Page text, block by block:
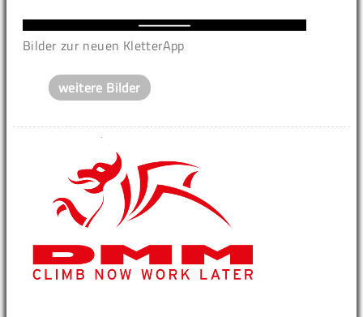
Bilder zur neuen KletterApp
weitere Bilder